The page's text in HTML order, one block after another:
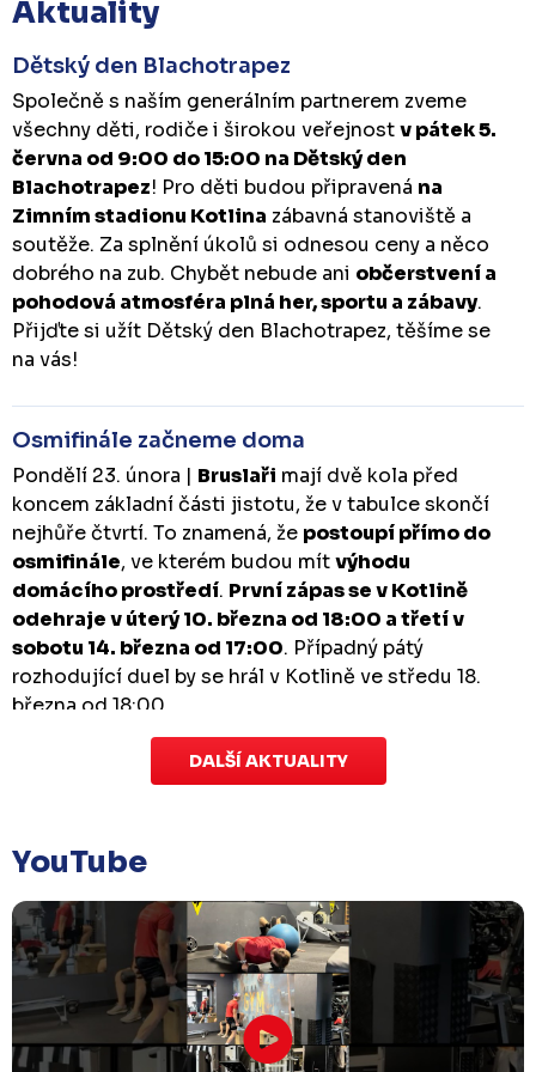
Aktuality
Dětský den Blachotrapez
Společně s naším generálním partnerem zveme
všechny děti, rodiče i širokou veřejnostv pátek 5.
června od 9:00 do 15:00 na Dětský den
Blachotrapez! Pro děti budou připravená na
Zimním stadionu Kotlina zábavná stanoviště a
soutěže. Za splnění úkolů si odnesou ceny a něco
dobrého na zub. Chybět nebude ani občerstvení a
pohodová atmosféra plná her, sportu a zábavy.
Přijďte si užít Dětský den Blachotrapez, těšíme se
na vás!
Osmifinále začneme doma
Pondělí 23. února | Bruslaři mají dvě kola před
koncem základní části jistotu, že v tabulce skončí
nejhůře čtvrtí. To znamená, že postoupí přímo do
osmifinále, ve kterém budou mítvýhodu
domácího prostředí. První zápas se v Kotlině
odehraje v úterý 10. března od 18:00 a třetí v
sobotu 14. března od 17:00. Případný pátý
rozhodující duel by se hrál v Kotlině ve středu 18.
března od 18:00.
Zápas dorostu je odložen
které se mělo odehrát v pátek 30. ledna ve 14:15,
odloženo!Odehraje se v náhradním termínu, o
kterém se bude jednat.
Náhradní termín 32. kola
Úterý 27. ledna | Utkání 32. kola v Písku
, které se
mělo původně odehrát 31. ledna, bylo z důvodu
DALŠÍ AKTUALITY
YouTube